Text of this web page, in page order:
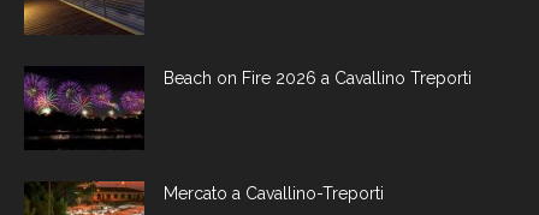
Beach on Fire 2026 a Cavallino Treporti
Mercato a Cavallino-Treporti